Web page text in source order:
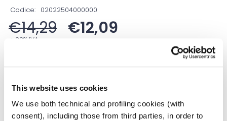
This website uses cookies
We use both technical and profiling cookies (with
consent), including those from third parties, in order to
Codice: 02022504000000
€14,29 €12,09
+ 22% IVA
Prezzo ivato:€14,75
Prezzo migliore nei 30 giorni precedenti:€ 10,99